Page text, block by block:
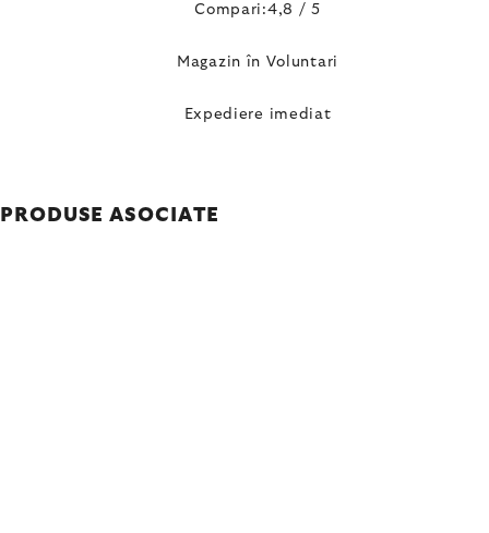
Compari:4,8 / 5
Magazin în Voluntari
Expediere imediat
PRODUSE ASOCIATE